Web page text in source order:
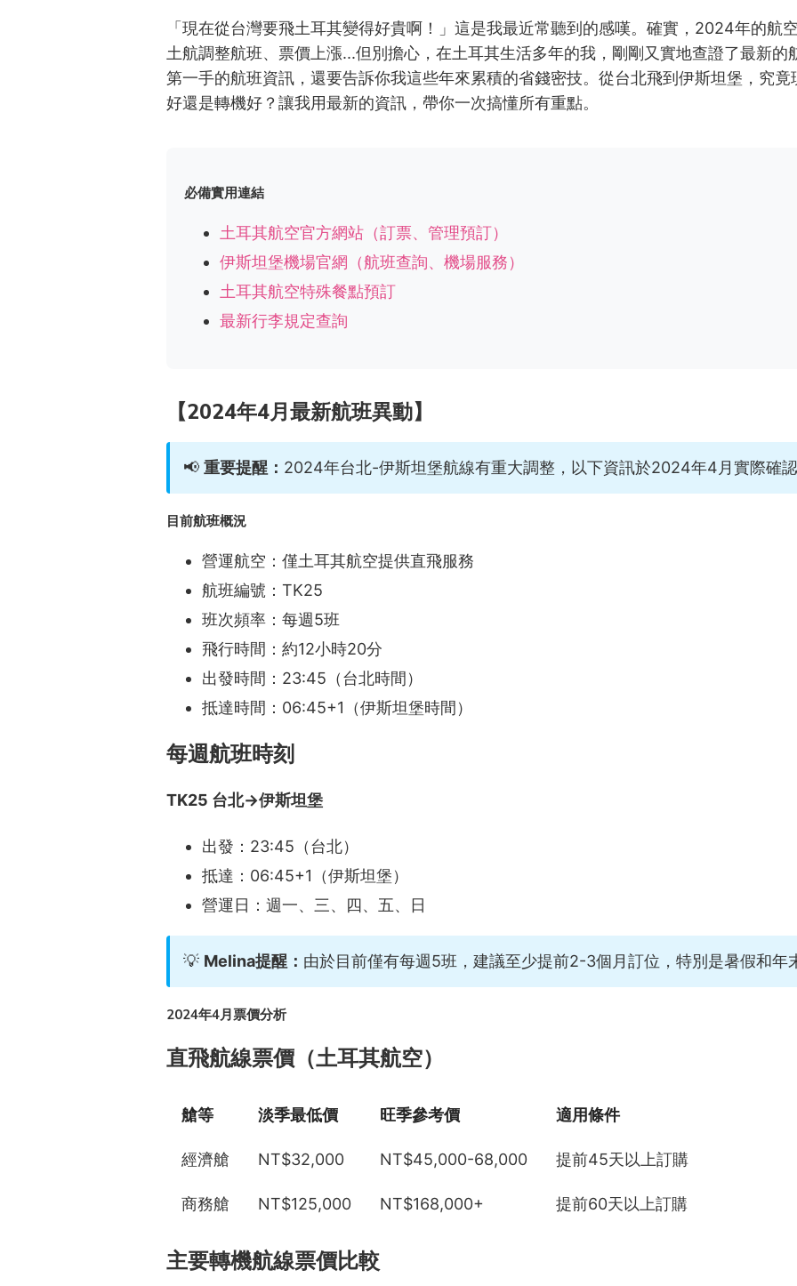
「現在從台灣要飛土耳其變得好貴啊！」這是我最近常聽到的感嘆。確實，2024年的航
土航調整航班、票價上漲...但別擔心，在土耳其生活多年的我，剛剛又實地查證了最新的
第一手的航班資訊，還要告訴你我這些年來累積的省錢密技。從台北飛到伊斯坦堡，究
好還是轉機好？讓我用最新的資訊，帶你一次搞懂所有重點。
必備實用連結
土耳其航空官方網站（訂票、管理預訂）
伊斯坦堡機場官網（航班查詢、機場服務）
土耳其航空特殊餐點預訂
最新行李規定查詢
【2024年4月最新航班異動】
📢 重要提醒： 2024年台北-伊斯坦堡航線有重大調整，以下資訊於2024年4月實際確
目前航班概況
營運航空：僅土耳其航空提供直飛服務
航班編號：TK25
班次頻率：每週5班
飛行時間：約12小時20分
出發時間：23:45（台北時間）
抵達時間：06:45+1（伊斯坦堡時間）
每週航班時刻
TK25 台北→伊斯坦堡
出發：23:45（台北）
抵達：06:45+1（伊斯坦堡）
營運日：週一、三、四、五、日
💡 Melina提醒： 由於目前僅有每週5班，建議至少提前2-3個月訂位，特別是暑假和年
2024年4月票價分析
直飛航線票價（土耳其航空）
艙等 淡季最低價 旺季參考價 適用條件
經濟艙 NT$32,000 NT$45,000-68,000 提前45天以上訂購
商務艙 NT$125,000 NT$168,000+ 提前60天以上訂購
主要轉機航線票價比較